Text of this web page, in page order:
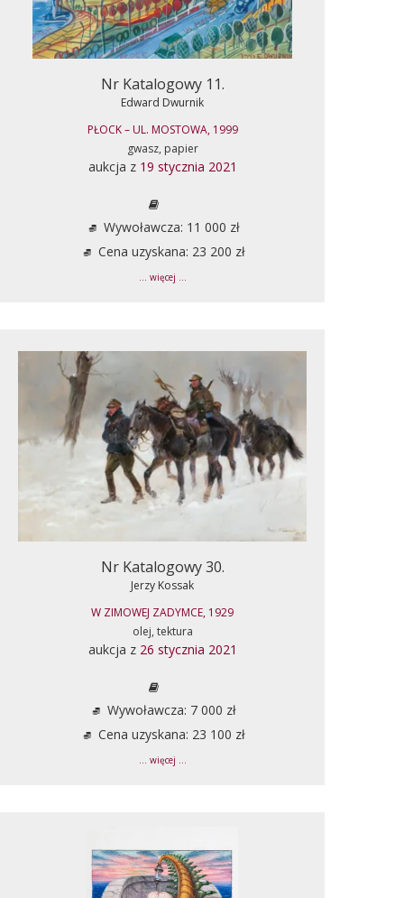
Nr Katalogowy 11.
Edward Dwurnik
PŁOCK – UL. MOSTOWA, 1999
gwasz, papier
aukcja z 19 stycznia 2021
Wywoławcza: 11 000 zł
Cena uzyskana: 23 200 zł
... więcej ...
Nr Katalogowy 30.
Jerzy Kossak
W ZIMOWEJ ZADYMCE, 1929
olej, tektura
aukcja z 26 stycznia 2021
Wywoławcza: 7 000 zł
Cena uzyskana: 23 100 zł
... więcej ...